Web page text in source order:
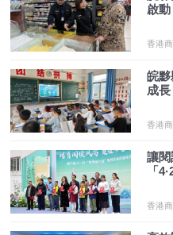
啟動
香港
皖
成長
香港
讓
「
香港